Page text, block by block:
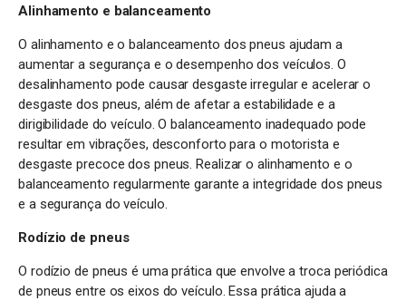
Alinhamento e balanceamento
O alinhamento e o balanceamento dos pneus ajudam a
aumentar a segurança e o desempenho dos veículos. O
desalinhamento pode causar desgaste irregular e acelerar o
desgaste dos pneus, além de afetar a estabilidade e a
dirigibilidade do veículo. O balanceamento inadequado pode
resultar em vibrações, desconforto para o motorista e
desgaste precoce dos pneus. Realizar o alinhamento e o
balanceamento regularmente garante a integridade dos pneus
e a segurança do veículo.
Rodízio de pneus
O rodízio de pneus é uma prática que envolve a troca periódica
de pneus entre os eixos do veículo. Essa prática ajuda a